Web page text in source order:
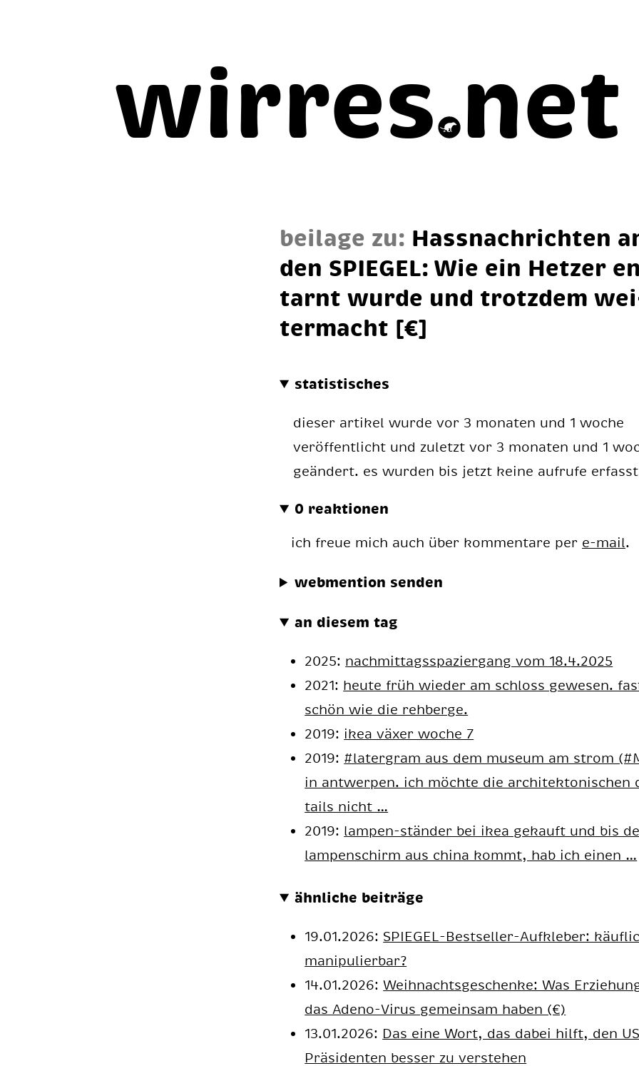
wirres net
beilage zu: Hass­nach­rich­ten
den SPIE­GEL: Wie ein Het­zer
tarnt wur­de und trotz­dem
ter­macht [€]
statistisches
dieser artikel wurde vor 3 monaten und 1 woche
veröffentlicht und zuletzt vor 3 monaten und 1
geändert. es wurden bis jetzt keine aufrufe
0 reaktionen
ich freue mich auch über kommentare per e-mail.
webmention senden
an diesem tag
2025: nachmittagsspaziergang vom 18.4.2025
2021: heu­te früh wie­der am schloss ge­we­sen.
schön wie die reh­ber­ge.
2019: ikea växer woche 7
2019: #la­ter­gram aus dem mu­se­um am strom
in ant­wer­pen. ich möch­te die ar­chi­tek­to­ni­schen
tails nicht …
2019: lam­pen-stän­der bei ikea ge­kauft und bis
lam­pen­schirm aus chi­na kommt, hab ich ei­nen …
ähnliche beiträge
19.01.2026: SPIEGEL-Bestseller-Aufkleber:
manipulierbar?
14.01.2026:Weihnachtsgeschenke: Was
das Adeno-Virus gemeinsam haben (€)
13.01.2026: Das eine Wort, das dabei hilft, den
Präsidenten besser zu verstehen